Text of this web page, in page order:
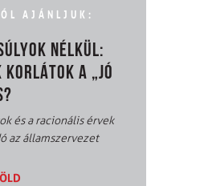
AJÁNLJUK:
NÉLKÜL:
A „JÓ
és a racionális érvek
az államszervezet